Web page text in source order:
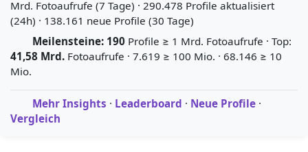
Mrd. Fotoaufrufe (7 Tage) · 290.478 Profile aktualisiert
(24h) · 138.161 neue Profile (30 Tage)
Meilensteine: 190 Profile ≥ 1 Mrd. Fotoaufrufe · Top:
41,58 Mrd. Fotoaufrufe · 7.619 ≥ 100 Mio. · 68.146 ≥ 10
Mio.
Mehr Insights · Leaderboard · Neue Profile ·
Vergleich